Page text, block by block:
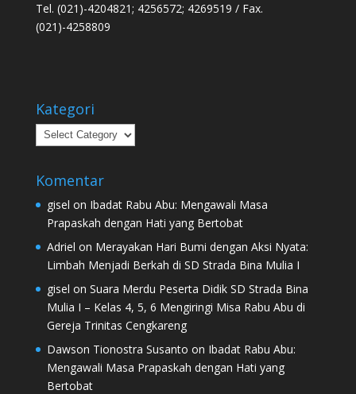
Tel. (021)-4204821; 4256572; 4269519 / Fax.
(021)-4258809
Kategori
Kategori
Komentar
gisel on Ibadat Rabu Abu: Mengawali Masa
Prapaskah dengan Hati yang Bertobat
Adriel on Merayakan Hari Bumi dengan Aksi Nyata:
Limbah Menjadi Berkah di SD Strada Bina Mulia I
gisel on Suara Merdu Peserta Didik SD Strada Bina
Mulia I – Kelas 4, 5, 6 Mengiringi Misa Rabu Abu di
Gereja Trinitas Cengkareng
Dawson Tionostra Susanto on Ibadat Rabu Abu:
Mengawali Masa Prapaskah dengan Hati yang
Bertobat